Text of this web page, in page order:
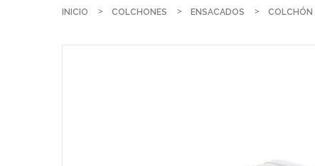
INICIO COLCHONES ENSACADOS COLCHÓN